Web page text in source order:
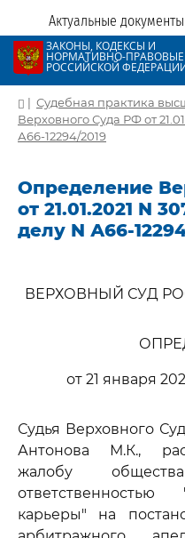
Актуальные
ЗАКОНЫ, КОДЕКСЫ И
НОРМАТИВНО-ПРАВОВЫЕ
РОССИЙСКОЙ
| Судебная практика
Верховного Суда РФ от
А66-12294/2019
Определение
от 21.01.2021 N
делу N А66-
ВЕРХОВНЫЙ СУД
от 21 января
Судья Верховного
Антонова М.К.,
жалобу
карьеры" на